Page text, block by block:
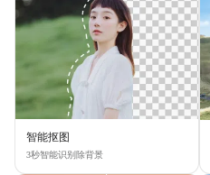
智能抠图
3秒智能识别除背景